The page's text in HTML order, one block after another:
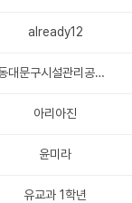
already12
동대문구시설관리공단 채용
아리아진
윤미라
유교과 1학년